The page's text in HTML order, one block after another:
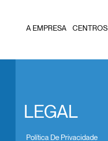
A EMPRESA CENTROS
LEGAL
Política De Privacidade